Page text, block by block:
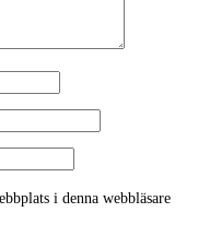
i denna webbläsare